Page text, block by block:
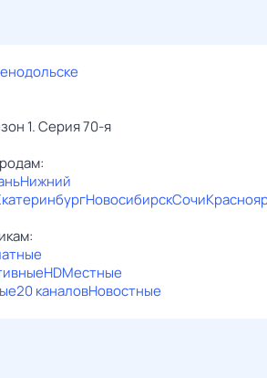
1. Серия 70-я
Нижний
НовосибирскСочи
HDМестные
20 каналовНовостные